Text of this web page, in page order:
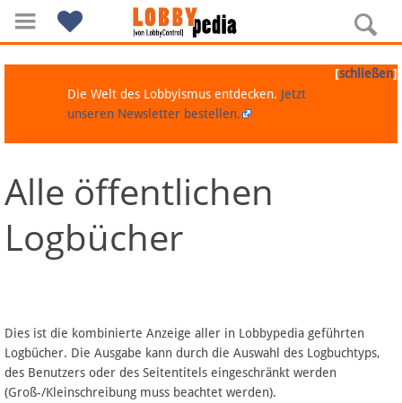
Navigation
Über Lobbypedia
Artikel nach Kategorien
FAQ
[schließen]
Die Welt des Lobbyismus entdecken. Jetzt
unseren Newsletter bestellen.
Alle öffentlichen
Logbücher
Dies ist die kombinierte Anzeige aller in Lobbypedia geführten
Logbücher. Die Ausgabe kann durch die Auswahl des Logbuchtyps,
des Benutzers oder des Seitentitels eingeschränkt werden
(Groß-/Kleinschreibung muss beachtet werden).